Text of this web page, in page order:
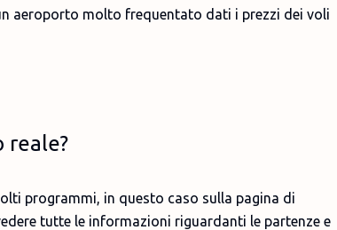
aeroporto molto frequentato dati i prezzi dei voli
reale?
programmi, in questo caso sulla pagina di
tutte le informazioni riguardanti le partenze e